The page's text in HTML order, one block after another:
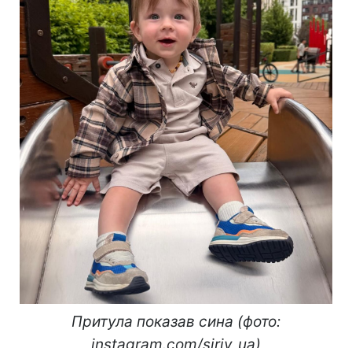
Притула показав сина (фото: